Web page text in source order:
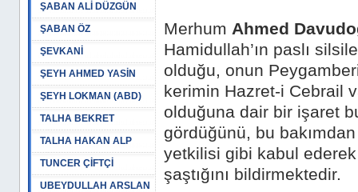
ŞABAN ALİ DÜZGÜN
ŞABAN ÖZ
ŞEVKANİ
ŞEYH AHMED YASİN
ŞEYH LOKMAN (ABD)
TALHA BEKRET
TALHA HAKAN ALP
TUNCER ÇİFTÇİ
UBEYDULLAH ARSLAN
Merhum Ahmed
Hamidullah’ın paslı
olduğu, onun
kerimin Hazret-i Cebrail
olduğuna dair bir işaret
gördüğünü, bu
yetkilisi gibi kabul
şaştığını bildirmektedir.